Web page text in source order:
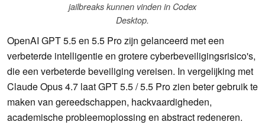
jailbreaks kunnen vinden in Codex
Desktop.
OpenAI GPT 5.5 en 5.5 Pro zijn gelanceerd met een
verbeterde intelligentie en grotere cyberbeveiligingsrisico's,
die een verbeterde beveiliging vereisen. In vergelijking met
Claude Opus 4.7 laat GPT 5.5 / 5.5 Pro zien beter gebruik te
maken van gereedschappen, hackvaardigheden,
academische probleemoplossing en abstract redeneren.